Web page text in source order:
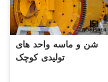
شن و ماسه واحد های
تولیدی کوچک